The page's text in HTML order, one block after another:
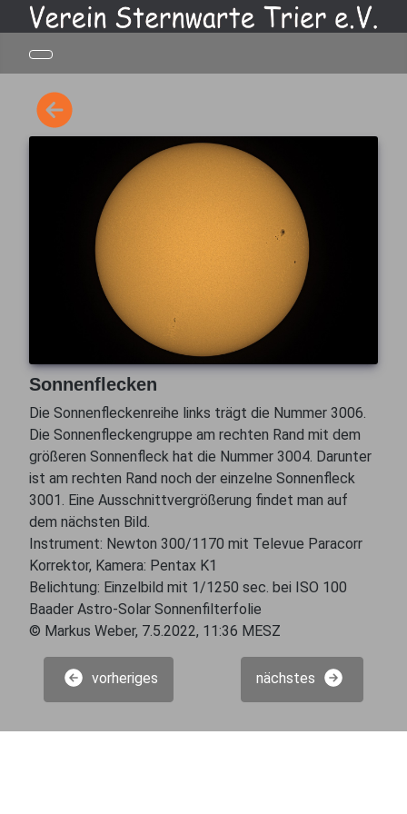
Sonnenflecken
Die Sonnenfleckenreihe links trägt die Nummer 3006.
Die Sonnenfleckengruppe am rechten Rand mit dem
größeren Sonnenfleck hat die Nummer 3004. Darunter
ist am rechten Rand noch der einzelne Sonnenfleck
3001. Eine Ausschnittvergrößerung findet man auf
dem nächsten Bild.
Instrument: Newton 300/1170 mit Televue Paracorr
Korrektor, Kamera: Pentax K1
Belichtung: Einzelbild mit 1/1250 sec. bei ISO 100
Baader Astro-Solar Sonnenfilterfolie
© Markus Weber, 7.5.2022, 11:36 MESZ
vorheriges nächstes